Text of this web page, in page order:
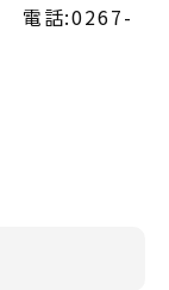
電話:0267-